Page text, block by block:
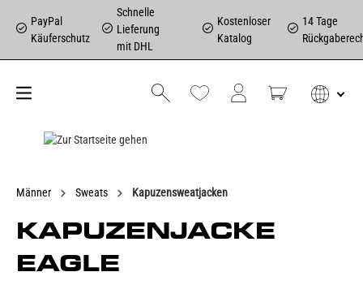
PayPal
Käuferschutz
Schnelle
Lieferung
mit DHL
Kostenloser
Katalog
14 Tage
Männer Sweats Kapuzensweatjacken
KAPUZENJACKE
EAGLE